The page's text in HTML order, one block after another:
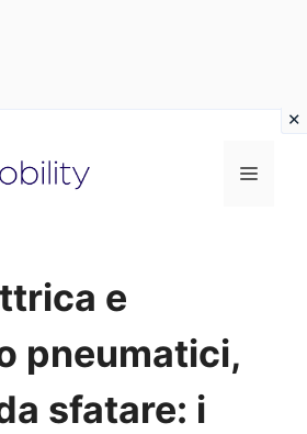
Menu
e
pneumatici,
sfatare: i